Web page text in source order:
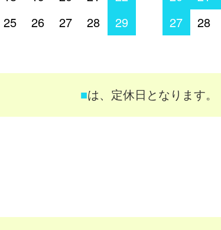
25 26 27 28
29
27
28
■は、定休日となります。